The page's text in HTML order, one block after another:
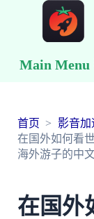
Main Menu
首页
影音加
在国外如何看
海外游子的中
在国外